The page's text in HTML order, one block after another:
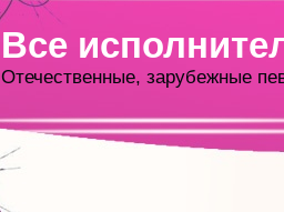
Все
Отечественные, зарубежные